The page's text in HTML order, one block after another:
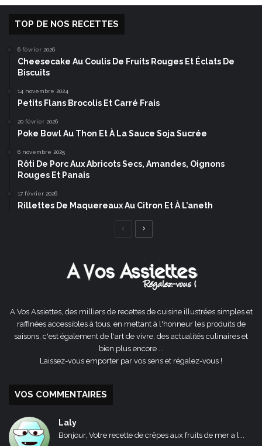
TOP DE NOS RECETTES
6 février 2026
Cheesecake Au Coulis De Fruits Rouges Et Éclats De
Biscuits
14 novembre 2024
Petits Flans Brocolis Et Carré Frais
20 février 2026
Poke Bowl Au Thon Et À La Sauce Soja Sucrée
6 novembre 2025
Rôti De Porc Aux Abricots Secs, Amandes, Oignons
Rouges Et Panais
17 février 2026
Rillettes De Maquereaux Au Citron Et À L’aneth
Page
A Vos Assiettes, des milliers de recettes de cuisine illustrées simples et
raffinées accessibles à tous, en mettant à l'honneur les produits de
saisons, c'est également de l'art de vivre, des actualités culinaires et
bien plus encore ...
Laissez-vous emporter par vos sens et régalez-vous !
VOS COMMENTAIRES
Laly
Bonjour, Votre recette de crêpes aux fruits de mer a l...